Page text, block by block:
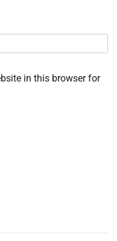
in this browser for